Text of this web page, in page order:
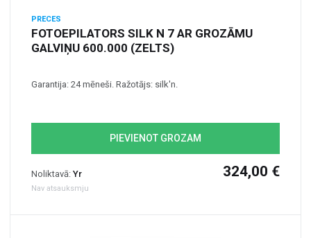
PRECES
FOTOEPILATORS SILK N 7 AR GROZĀMU
GALVIŅU 600.000 (ZELTS)
Garantija: 24 mēneši. Ražotājs: silk'n.
PIEVIENOT GROZAM
Noliktavā: Yr
Nav atsauksmju
324,00 €